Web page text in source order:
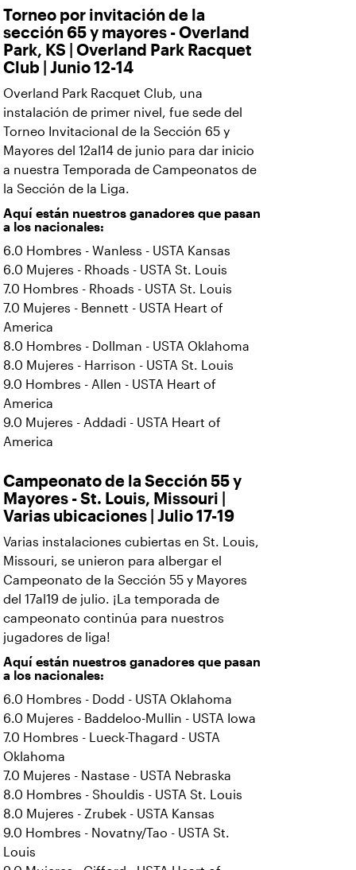
Torneo por invitación de la
sección 65 y mayores - Overland
Park, KS | Overland Park Racquet
Club | Junio 12-14
Overland Park Racquet Club, una
instalación de primer nivel, fue sede del
Torneo Invitacional de la Sección 65 y
Mayores del 12al14 de junio para dar inicio
a nuestra Temporada de Campeonatos de
la Sección de la Liga.
Aquí están nuestros ganadores que pasan
a los nacionales:
6.0 Hombres - Wanless - USTA Kansas
6.0 Mujeres - Rhoads - USTA St. Louis
7.0 Hombres - Rhoads - USTA St. Louis
7.0 Mujeres - Bennett - USTA Heart of
America
8.0 Hombres - Dollman - USTA Oklahoma
8.0 Mujeres - Harrison - USTA St. Louis
9.0 Hombres - Allen - USTA Heart of
America
9.0 Mujeres - Addadi - USTA Heart of
America
Campeonato de la Sección 55 y
Mayores - St. Louis, Missouri |
Varias ubicaciones | Julio 17-19
Varias instalaciones cubiertas en St. Louis,
Missouri, se unieron para albergar el
Campeonato de la Sección 55 y Mayores
del 17al19 de julio. ¡La temporada de
campeonato continúa para nuestros
jugadores de liga!
Aquí están nuestros ganadores que pasan
a los nacionales:
6.0 Hombres - Dodd - USTA Oklahoma
6.0 Mujeres - Baddeloo-Mullin - USTA Iowa
7.0 Hombres - Lueck-Thagard - USTA
Oklahoma
7.0 Mujeres - Nastase - USTA Nebraska
8.0 Hombres - Shouldis - USTA St. Louis
8.0 Mujeres - Zrubek - USTA Kansas
9.0 Hombres - Novatny/Tao - USTA St.
Louis